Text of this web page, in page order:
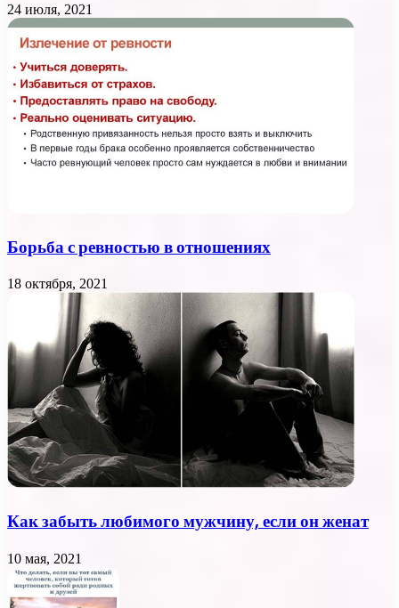
24 июля, 2021
Борьба с ревностью в отношениях
18 октября, 2021
Как забыть любимого мужчину, если он женат
10 мая, 2021